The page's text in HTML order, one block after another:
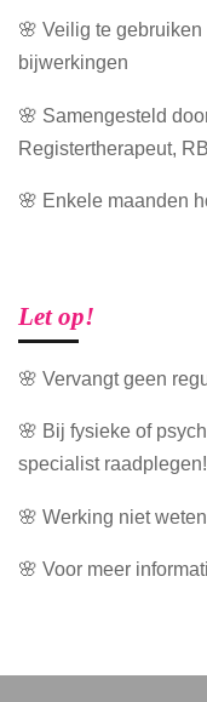
🌸 Veilig te
bijwerkingen
🌸 Samengesteld
Registertherapeut,
🌸 Enkele maanden
Let op!
🌸 Vervangt geen
🌸 Bij fysieke of
specialist raadplegen!
🌸 Werking niet
🌸 Voor meer